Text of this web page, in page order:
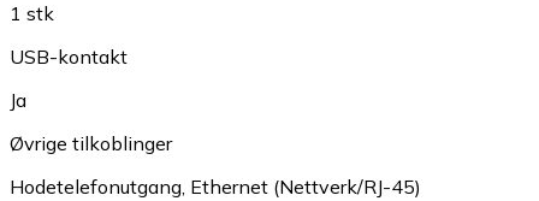
1 stk
USB-kontakt
Ja
Øvrige tilkoblinger
Hodetelefonutgang, Ethernet (Nettverk/RJ-45)